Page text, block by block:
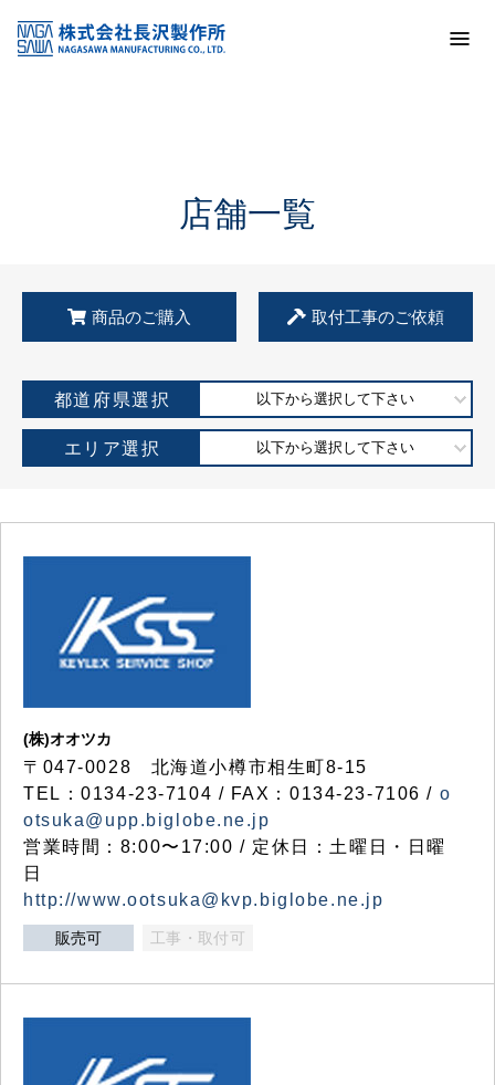
KSS加盟店・取扱店情報
店舗一覧
店舗一覧
商品のご購入 取付工事のご依頼
都道府県選択 以下から選択して下さい
エリア選択 以下から選択して下さい
(株)オオツカ
〒047-0028 北海道小樽市相生町8-15
TEL：0134-23-7104 / FAX：0134-23-7106 / o
otsuka@upp.biglobe.ne.jp
営業時間：8:00〜17:00 / 定休日：土曜日・日曜
日
http://www.ootsuka@kvp.biglobe.ne.jp
販売可 工事・取付可